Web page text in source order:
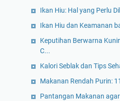
Ikan Hiu: Hal yang Perlu
Ikan Hiu dan Keamanan
Keputihan Berwarna
C...
Kalori Seblak dan Tips
Makanan Rendah Purin:
Pantangan Makanan